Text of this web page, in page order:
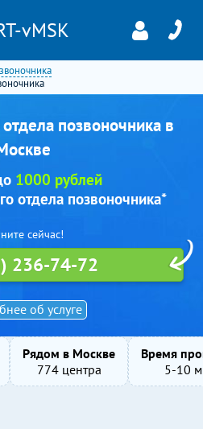
vMSK
позвоночника в
об услуге
1000 рублей
отдела позвоночника*
сейчас!
236-74-72
Рядом в Москве
774 центра
Время
5-10